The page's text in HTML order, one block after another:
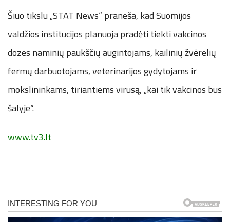
Šiuo tikslu „STAT News“ praneša, kad Suomijos
valdžios institucijos planuoja pradėti tiekti vakcinos
dozes naminių paukščių augintojams, kailinių žvėrelių
fermų darbuotojams, veterinarijos gydytojams ir
mokslininkams, tiriantiems virusą, „kai tik vakcinos bus
šalyje“.
www.tv3.lt